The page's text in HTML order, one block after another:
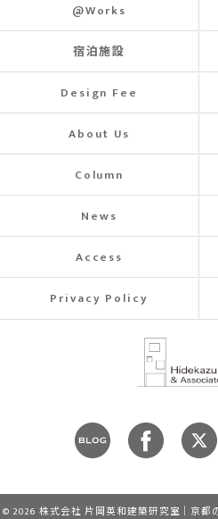
@Works
宿泊施設
Design Fee
About Us
Column
News
Access
Privacy Policy
© 2026 株式会社 片岡英和建築研究室｜京都